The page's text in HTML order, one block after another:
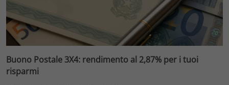
Buono Postale 3X4: rendimento al 2,87% per i tuoi
risparmi